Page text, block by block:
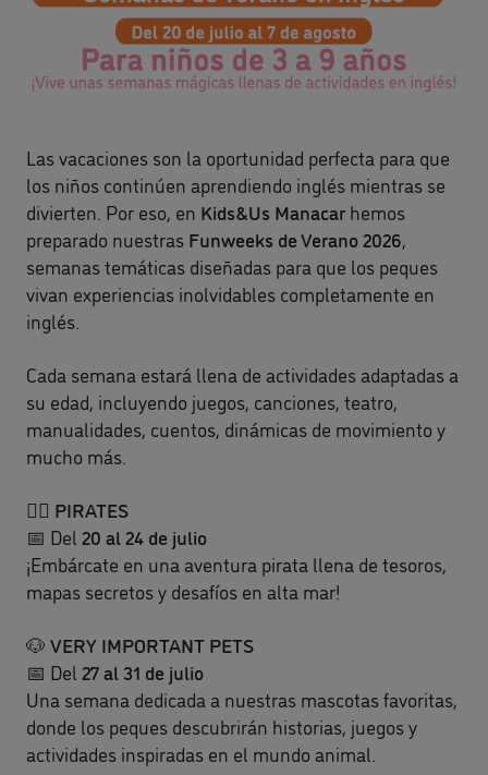
Las vacaciones son la oportunidad perfecta para que
los niños continúen aprendiendo inglés mientras se
divierten. Por eso, en Kids&Us Manacar hemos
preparado nuestras Funweeks de Verano 2026,
semanas temáticas diseñadas para que los peques
vivan experiencias inolvidables completamente en
inglés.
Cada semana estará llena de actividades adaptadas a
su edad, incluyendo juegos, canciones, teatro,
manualidades, cuentos, dinámicas de movimiento y
mucho más.
🏴‍☠️ PIRATES
📅 Del 20 al 24 de julio
¡Embárcate en una aventura pirata llena de tesoros,
mapas secretos y desafíos en alta mar!
🐶 VERY IMPORTANT PETS
📅 Del 27 al 31 de julio
Una semana dedicada a nuestras mascotas favoritas,
donde los peques descubrirán historias, juegos y
actividades inspiradas en el mundo animal.